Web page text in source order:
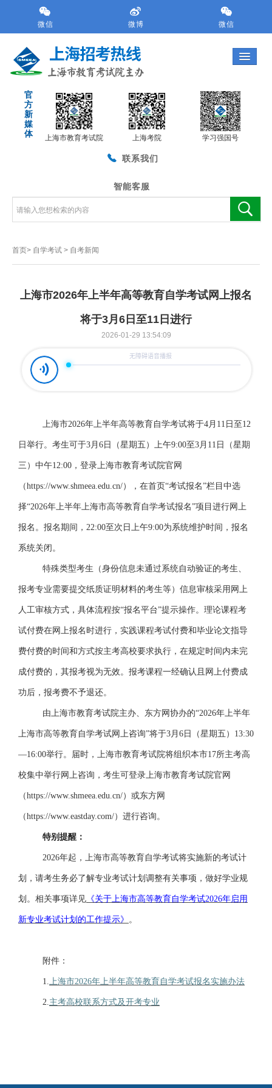
到
微信 微博 微信
官
方
新
媒
体
上海市教育考试院 上海考院 学习强国号
联系我们
智能客服
首页> 自学考试 > 自考新闻
上海市2026年上半年高等教育自学考试网上报名
将于3月6日至11日进行
2026-01-29 13:54:09
上海市2026年上半年高等教育自学考试将于4月11日至12
日举行。考生可于3月6日（星期五）上午9:00至3月11日（星期
三）中午12:00，登录上海市教育考试院官网
（https://www.shmeea.edu.cn/），在首页“考试报名”栏目中选
择“2026年上半年上海市高等教育自学考试报名”项目进行网上
报名。报名期间，22:00至次日上午9:00为系统维护时间，报名
系统关闭。
特殊类型考生（身份信息未通过系统自动验证的考生、
报考专业需要提交纸质证明材料的考生等）信息审核采用网上
人工审核方式，具体流程按“报名平台”提示操作。理论课程考
试付费在网上报名时进行，实践课程考试付费和毕业论文指导
费付费的时间和方式按主考高校要求执行，在规定时间内未完
成付费的，其报考视为无效。报考课程一经确认且网上付费成
功后，报考费不予退还。
由上海市教育考试院主办、东方网协办的“2026年上半年
上海市高等教育自学考试网上咨询”将于3月6日（星期五）13:30
—16:00举行。届时，上海市教育考试院将组织本市17所主考高
校集中举行网上咨询，考生可登录上海市教育考试院官网
（https://www.shmeea.edu.cn/）或东方网
（https://www.eastday.com/）进行咨询。
特别提醒：
2026年起，上海市高等教育自学考试将实施新的考试计
划，请考生务必了解专业考试计划调整有关事项，做好学业规
划。相关事项详见 《关于上海市高等教育自学考试2026年启用
新专业考试计划的工作提示》 。
附件：
1.上海市2026年上半年高等教育自学考试报名实施办法
2.主考高校联系方式及开考专业